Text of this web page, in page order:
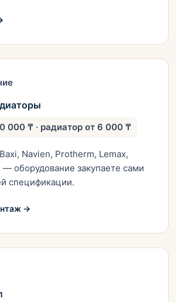
000 ₸ · радиатор от 6 000 ₸
Navien, Protherm, Lemax,
— оборудование закупаете сами
спецификации.
→